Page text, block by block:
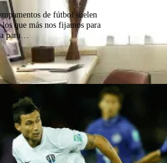
de fútbol suelen
los que más nos fijamos para
para…